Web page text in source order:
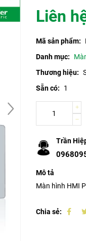
Liên
Mã sản phẩm:
Danh mục:
Thương hiệu:
Sẵn có:
1
Trần
Mô tả
Màn hình HMI
Chia sẻ: